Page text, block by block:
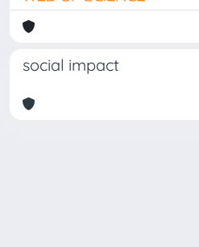
social impact